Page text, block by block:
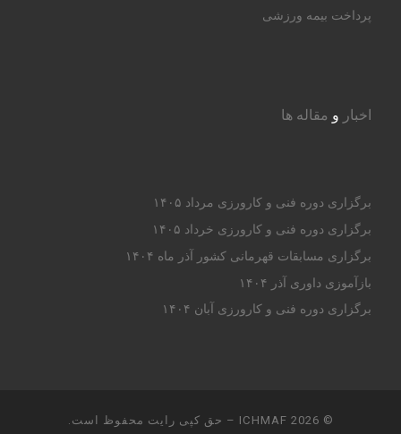
پرداخت بیمه ورزشی
اخبار و مقاله ها
برگزاری دوره فنی و کارورزی مرداد ۱۴۰۵
برگزاری دوره فنی و کارورزی خرداد ۱۴۰۵
برگزاری مسابقات قهرمانی کشور آذر ماه ۱۴۰۴
بازآموزی داوری آذر ۱۴۰۴
برگزاری دوره فنی و کارورزی آبان ۱۴۰۴
© 2026
ICHMAF – حق کپی رایت محفوظ است.